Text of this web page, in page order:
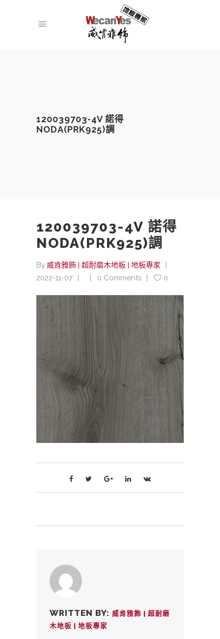
120039703-4V 諾得
NODA(PRK925)調
120039703-4V 諾得
NODA(PRK925)調
By 威肯雅飾 | 超耐磨木地板 | 地板專家
2022-11-07
0 Comments 0
WRITTEN BY: 威肯雅飾 | 超耐磨
木地板 | 地板專家